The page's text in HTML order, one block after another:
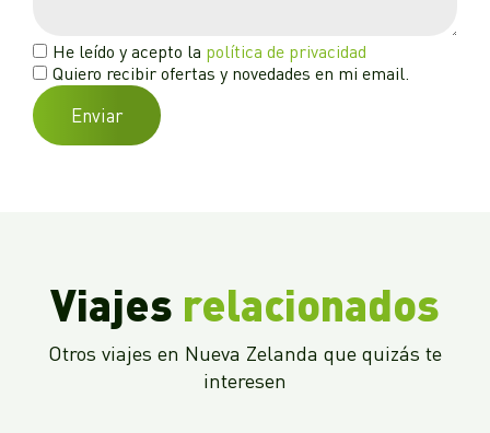
He leído y acepto la política de privacidad
Quiero recibir ofertas y novedades en mi email.
Enviar
Viajes relacionados
Otros viajes en Nueva Zelanda que quizás te
interesen